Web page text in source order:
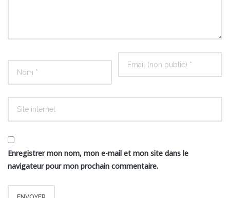
Enregistrer mon nom, mon e-mail et mon site dans le
navigateur pour mon prochain commentaire.